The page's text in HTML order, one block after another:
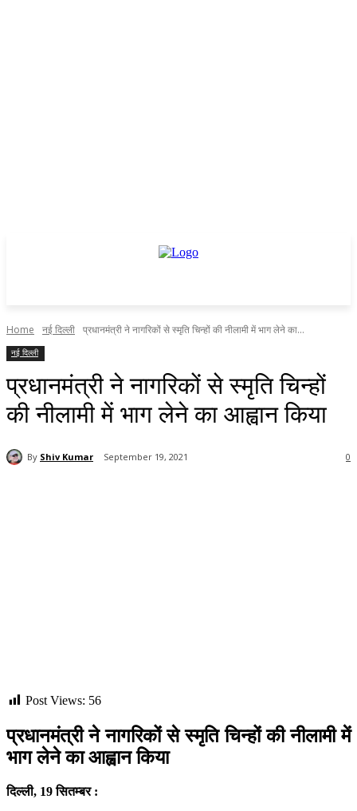
Home नई दिल्ली प्रधानमंत्री ने नागरिकों से स्मृति चिन्हों की नीलामी में भाग लेने का...
नई दिल्ली
प्रधानमंत्री ने नागरिकों से स्मृति चिन्हों
की नीलामी में भाग लेने का आह्वान किया
By Shiv Kumar September 19, 2021 0
Post Views: 56
प्रधानमंत्री ने नागरिकों से स्मृति चिन्हों की नीलामी में
भाग लेने का आह्वान किया
दिल्ली, 19 सितम्बर :